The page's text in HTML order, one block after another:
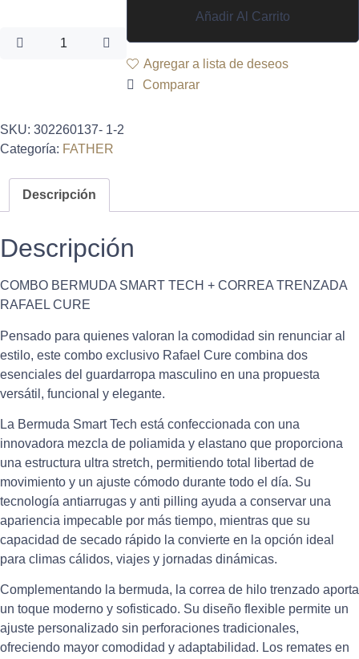
Añadir Al Carrito
Agregar a lista de deseos
Comparar
SKU: 302260137- 1-2
Categoría: FATHER
Descripción
Descripción
COMBO BERMUDA SMART TECH + CORREA TRENZADA
RAFAEL CURE
Pensado para quienes valoran la comodidad sin renunciar al
estilo, este combo exclusivo Rafael Cure combina dos
esenciales del guardarropa masculino en una propuesta
versátil, funcional y elegante.
La Bermuda Smart Tech está confeccionada con una
innovadora mezcla de poliamida y elastano que proporciona
una estructura ultra stretch, permitiendo total libertad de
movimiento y un ajuste cómodo durante todo el día. Su
tecnología antiarrugas y anti pilling ayuda a conservar una
apariencia impecable por más tiempo, mientras que su
capacidad de secado rápido la convierte en la opción ideal
para climas cálidos, viajes y jornadas dinámicas.
Complementando la bermuda, la correa de hilo trenzado aporta
un toque moderno y sofisticado. Su diseño flexible permite un
ajuste personalizado sin perforaciones tradicionales,
ofreciendo mayor comodidad y adaptabilidad. Los remates en